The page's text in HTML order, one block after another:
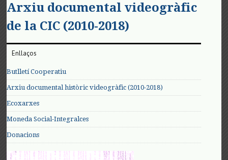
Arxiu documental videogràfic
de la CIC (2010-2018)
Enllaços
Butlletí Cooperatiu
Arxiu documental històric videogràfic (2010-2018)
Ecoxarxes
Moneda Social-Integralces
Donacions